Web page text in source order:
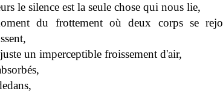
le silence est la seule chose qui nous lie,
du frottement où deux corps se
un imperceptible froissement d'air,